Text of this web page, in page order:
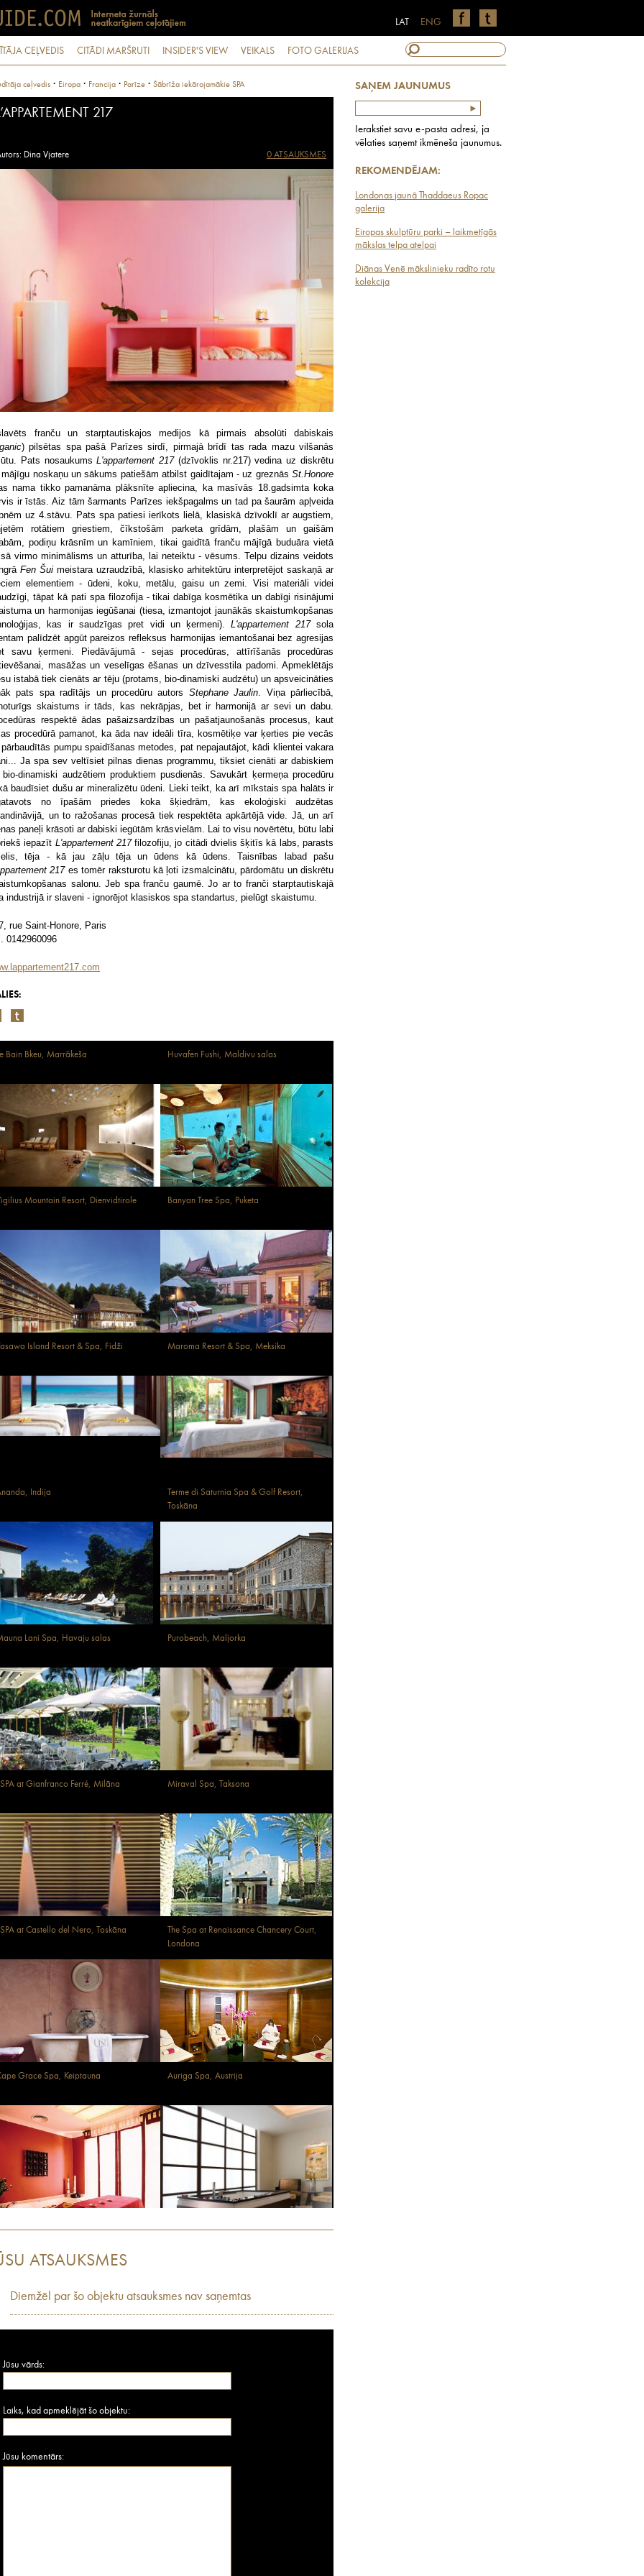
ENG
LAT
CEĻVEDIS CITĀDI MARŠRUTI INSIDER'S VIEW VEIKALS FOTO GALERIJAS
SAŅEM JAUNUMUS
Ierakstiet savu e-pasta adresi, ja
vēlaties saņemt ikmēneša jaunumus.
REKOMENDĒJAM:
Londonas jaunā Thaddaeus Ropac
galerija
Eiropas skulptūru parki – laikmetīgās
mākslas telpa atelpai
Diānas Venē mākslinieku radīto rotu
kolekcija
ceļvedis · Eiropa · Francija · Parīze · Šābrīža iekārojamākie SPA
217
Dina Vjatere 0 ATSAUKSMES
franču un starptautiskajos medijos kā pirmais absolūti dabiskais
) pilsētas spa pašā Parīzes sirdī, pirmajā brīdī tas rada mazu vilšanās
Pats nosaukumsL'appartement 217(dzīvoklis nr.217) vedina uz diskrētu
mājīgu noskaņu un sākums patiešām atbilst gaidītajam - uz greznās St.Honore
nama tikko pamanāma plāksnīte apliecina, ka masīvās 18.gadsimta koka
ir īstās. Aiz tām šarmants Parīzes iekšpagalms un tad pa šaurām apļveida
uz 4.stāvu. Pats spa patiesi ierīkots lielā, klasiskā dzīvoklī ar augstiem,
rotātiem griestiem, čīkstošām parketa grīdām, plašām un gaišām
podiņu krāsnīm un kamīniem, tikai gaidītā franču mājīgā buduāra vietā
virmo minimālisms un atturība, lai neteiktu - vēsums. Telpu dizains veidots
Fen Šui meistara uzraudzībā, klasisko arhitektūru interpretējot saskaņā ar
elementiem - ūdeni, koku, metālu, gaisu un zemi. Visi materiāli videi
tāpat kā pati spa filozofija - tikai dabīga kosmētika un dabīgi risinājumi
un harmonijas iegūšanai (tiesa, izmantojot jaunākās skaistumkopšanas
kas ir saudzīgas pret vidi un ķermeni).L'appartement 217sola
palīdzēt apgūt pareizos refleksus harmonijas iemantošanai bez agresijas
savu ķermeni. Piedāvājumā - sejas procedūras, attīrīšanās procedūras
masāžas un veselīgas ēšanas un dzīvesstila padomi. Apmeklētājs
istabā tiek cienāts ar tēju (protams, bio-dinamiski audzētu) un apsveicināties
pats spa radītājs un procedūru autors Stephane Jaulin. Viņa pārliecībā,
skaistums ir tāds, kas nekrāpjas, bet ir harmonijā ar sevi un dabu.
respektē ādas pašaizsardzības un pašatjaunošanās procesus, kaut
procedūrā pamanot, ka āda nav ideāli tīra, kosmētiķe var ķerties pie vecās
pumpu spaidīšanas metodes, pat nepajautājot, kādi klientei vakara
Ja spa sev veltīsiet pilnas dienas programmu, tiksiet cienāti ar dabiskiem
bio-dinamiski audzētiem produktiem pusdienās. Savukārt ķermeņa procedūru
baudīsiet dušu ar mineralizētu ūdeni. Lieki teikt, ka arī mīkstais spa halāts ir
no īpašām priedes koka šķiedrām, kas ekoloģiski audzētas
un to ražošanas procesā tiek respektēta apkārtējā vide. Jā, un arī
paneļi krāsoti ar dabiski iegūtām krāsvielām. Lai to visu novērtētu, būtu labi
iepazīt L'appartement 217filozofiju, jo citādi dvielis šķitīs kā labs, parasts
tēja - kā jau zāļu tēja un ūdens kā ūdens. Taisnības labad pašu
217es tomēr raksturotu kā ļoti izsmalcinātu, pārdomātu un diskrētu
salonu. Jeb spa franču gaumē. Jo ar to franči starptautiskajā
industrijā ir slaveni - ignorējot klasiskos spa standartus, pielūgt skaistumu.
rue Saint-Honore, Paris
0142960096
Bain Bkeu, Marrākeša Huvafen Fushi, Maldivu salas
Mountain Resort, Dienvidtirole Banyan Tree Spa, Puketa
Island Resort & Spa, Fidži Maroma Resort & Spa, Meksika
Indija
Terme di Saturnia Spa & Golf Resort,
Toskāna
Lani Spa, Havaju salas Purobeach, Maljorka
at Gianfranco Ferré, Milāna Miraval Spa, Taksona
at Castello del Nero, Toskāna
The Spa at Renaissance Chancery Court,
Londona
Grace Spa, Keiptauna Auriga Spa, Austrija
ATSAUKSMES
Diemžēl par šo objektu atsauksmes nav saņemtas
Jūsu vārds:
Laiks, kad apmeklējāt šo objektu:
Jūsu komentārs: